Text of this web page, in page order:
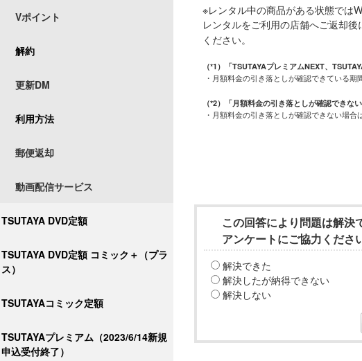
Vポイント
解約
更新DM
利用方法
郵便返却
動画配信サービス
TSUTAYA DVD定額
TSUTAYA DVD定額 コミック＋（プラ
ス）
TSUTAYAコミック定額
TSUTAYAプレミアム（2023/6/14新規
申込受付終了）
※レンタル中の商品がある状態では
レンタルをご利用の店舗へご返却
ください。
（*1）「TSUTAYAプレミアムNEXT、
・月額料金の引き落としが確認できている期
（*2）「月額料金の引き落としが確認できな
・月額料金の引き落としが確認できない場合
この回答により問題は解決
アンケートにご協力くださ
解決できた
解決したが納得できない
解決しない